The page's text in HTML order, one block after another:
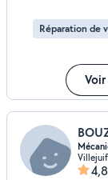
Réparation de